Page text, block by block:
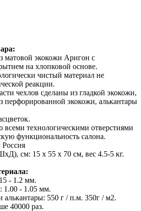
матовой экокожи Аригон с
на хлопковой основе.
чистый материал не
реакции.
чехлов сделаны из гладкой экокожи,
перфорированной экокожи, алькантары
всеми технологическими отверстиями
функциональность салона.
Россия
см: 15 x 55 x 70 см, вес 4.5-5 кг.
- 1.2 мм.
1.00 - 1.05 мм.
алькантары: 550 г / п.м. 350г / м2.
40000 раз.